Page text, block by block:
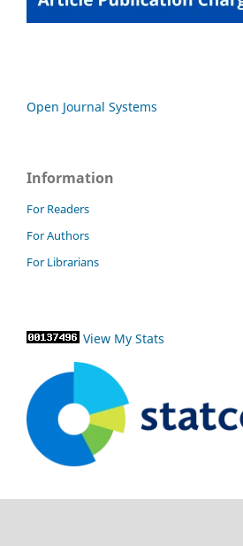
Open Journal Systems
Information
For Readers
For Authors
For Librarians
View My Stats